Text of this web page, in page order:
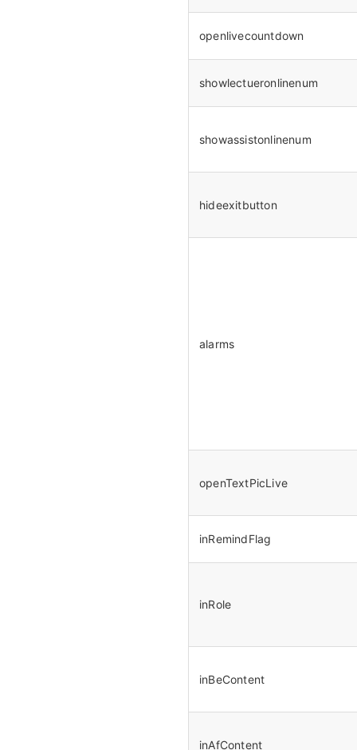
openlivecountdown
showlectueronlinenum
showassistonlinenum
hideexitbutton
alarms
openTextPicLive
inRemindFlag
inRole
inBeContent
inAfContent